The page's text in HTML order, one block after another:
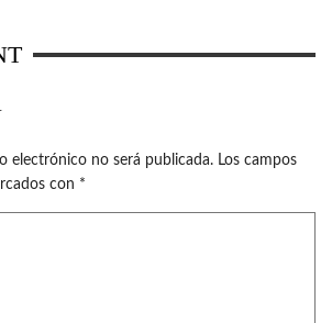
electrónico no será publicada. Los campos
con *